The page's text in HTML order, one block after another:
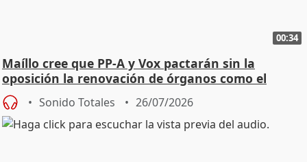
00:34
Maíllo cree que PP-A y Vox pactarán sin la
oposición la renovación de órganos como el
Defensor
Sonido Totales 26/07/2026